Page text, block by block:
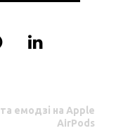
емодзі на Apple
AirPods